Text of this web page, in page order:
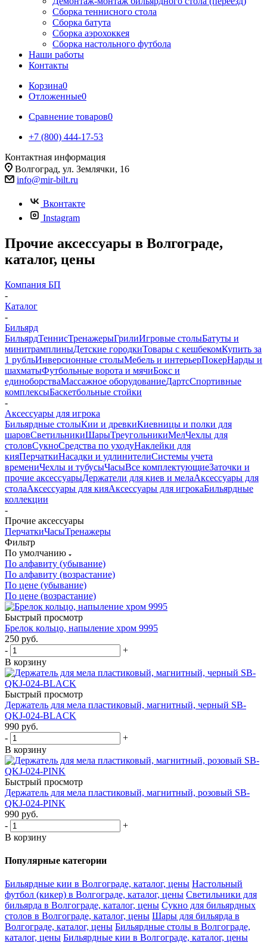
Сборка теннисного стола
Сборка батута
Сборка аэрохоккея
Сборка настольного футбола
Наши работы
Контакты
Корзина0
Отложенные0
Сравнение товаров0
+7 (800) 444-17-53
Контактная информация
Волгоград, ул. Землячки, 16
info@mir-bilt.ru
Вконтакте
Instagram
Прочие аксессуары в Волгограде,
каталог, цены
Компания БП
-
Каталог
-
Бильярд
БильярдТеннисТренажерыГрилиИгровые столыБатуты и
минитрамплиныДетские городкиТовары с кешбекомКупить за
1 рубльИнверсионные столыМебель и интерьерПокерНарды и
шахматыФутбольные ворота и мячиБокс и
единоборстваМассажное оборудованиеДартсСпортивные
комплексыБаскетбольные стойки
-
Аксессуары для игрока
Бильярдные столыКии и древкиКиевницы и полки для
шаровСветильникиШарыТреугольникиМелЧехлы для
столовСукноСредства по уходуНаклейки для
кияПерчаткиНасадки и удлинителиСистемы учета
времениЧехлы и тубусыЧасыВсе комплектующиеЗаточки и
прочие аксессуарыДержатели для киев и мелаАксессуары для
столаАксессуары для кияАксессуары для игрокаБильярдные
коллекции
-
Прочие аксессуары
ПерчаткиЧасыТренажеры
Фильтр
По умолчанию
По алфавиту (убывание)
По алфавиту (возрастание)
По цене (убывание)
По цене (возрастание)
Быстрый просмотр
Брелок кольцо, напыление хром 9995
250 руб.
-
+
В корзину
Быстрый просмотр
Держатель для мела пластиковый, магнитный, черный SB-
QKJ-024-BLACK
990 руб.
-
+
В корзину
Быстрый просмотр
Держатель для мела пластиковый, магнитный, розовый SB-
QKJ-024-PINK
990 руб.
-
+
В корзину
Популярные категории
Бильярдные кии в Волгограде, каталог, цены Настольный
футбол (кикер) в Волгограде, каталог, цены Светильники для
бильярда в Волгограде, каталог, цены Сукно для бильярдных
столов в Волгограде, каталог, цены Шары для бильярда в
Волгограде, каталог, цены Бильярдные столы в Волгограде,
каталог, цены Бильярдные кии в Волгограде, каталог, цены